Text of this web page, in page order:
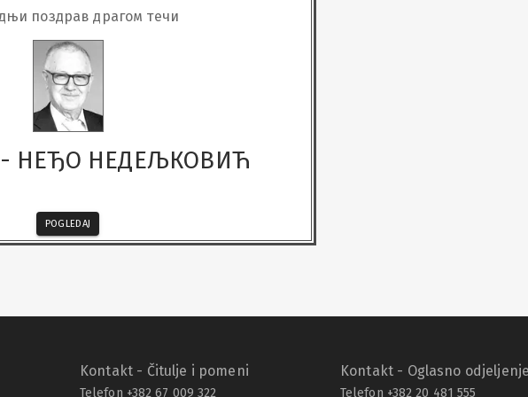
поздрав драгом течи
НЕЂО НЕДЕЉКОВИЋ
POGLEDAJ
Kontakt - Čitulje i pomeni
Telefon +382 67 009 322
Kontakt - Oglasno odjeljenje
Telefon +382 20 481 555